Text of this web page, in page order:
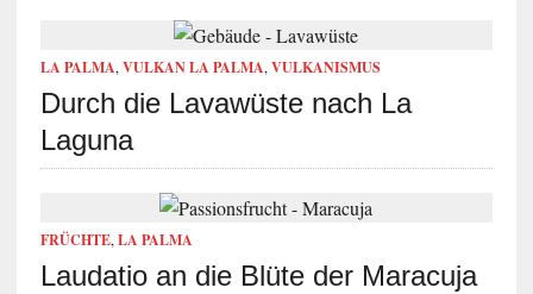
LA PALMA,VULKAN LA PALMA,VULKANISMUS
Durch die Lavawüste nach La
Laguna
FRÜCHTE,LA PALMA
Laudatio an die Blüte der Maracuja